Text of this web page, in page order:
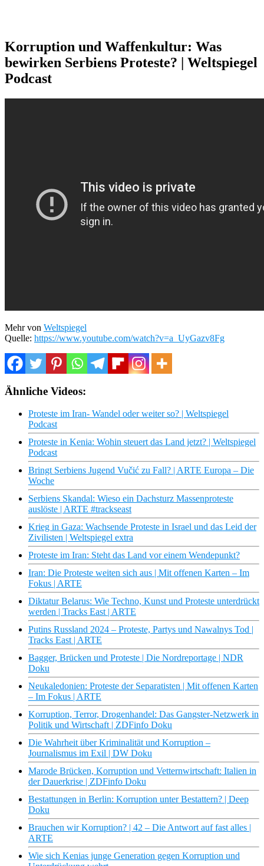
Korruption und Waffenkultur: Was
bewirken Serbiens Proteste? | Weltspiegel
Podcast
Mehr von Weltspiegel
Quelle: https://www.youtube.com/watch?v=a_UyGazv8Fg
Ähnliche Videos:
Proteste im Iran- Wandel oder weiter so? | Weltspiegel
Podcast
Proteste in Kenia: Wohin steuert das Land jetzt? | Weltspiegel
Podcast
Bringt Serbiens Jugend Vučić zu Fall? | ARTE Europa – Die
Woche
Serbiens Skandal: Wieso ein Dachsturz Massenproteste
auslöste | ARTE #trackseast
Krieg in Gaza: Wachsende Proteste in Israel und das Leid der
Zivilisten | Weltspiegel extra
Proteste im Iran: Steht das Land vor einem Wendepunkt?
Iran: Die Proteste weiten sich aus | Mit offenen Karten – Im
Fokus | ARTE
Diktatur Belarus: Wie Techno, Kunst und Proteste unterdrückt
werden | Tracks East | ARTE
Putins Russland 2024 – Proteste, Partys und Nawalnys Tod |
Tracks East | ARTE
Bagger, Brücken und Proteste | Die Nordreportage | NDR
Doku
Neukaledonien: Proteste der Separatisten | Mit offenen Karten
– Im Fokus | ARTE
Korruption, Terror, Drogenhandel: Das Gangster-Netzwerk in
Politik und Wirtschaft | ZDFinfo Doku
Die Wahrheit über Kriminalität und Korruption –
Journalismus im Exil | DW Doku
Marode Brücken, Korruption und Vetternwirtschaft: Italien in
der Dauerkrise | ZDFinfo Doku
Bestattungen in Berlin: Korruption unter Bestattern? | Deep
Doku
Brauchen wir Korruption? | 42 – Die Antwort auf fast alles |
ARTE
Wie sich Kenias junge Generation gegen Korruption und